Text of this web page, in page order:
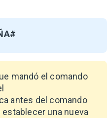
mandó el comando
antes del comando
establecer una nueva